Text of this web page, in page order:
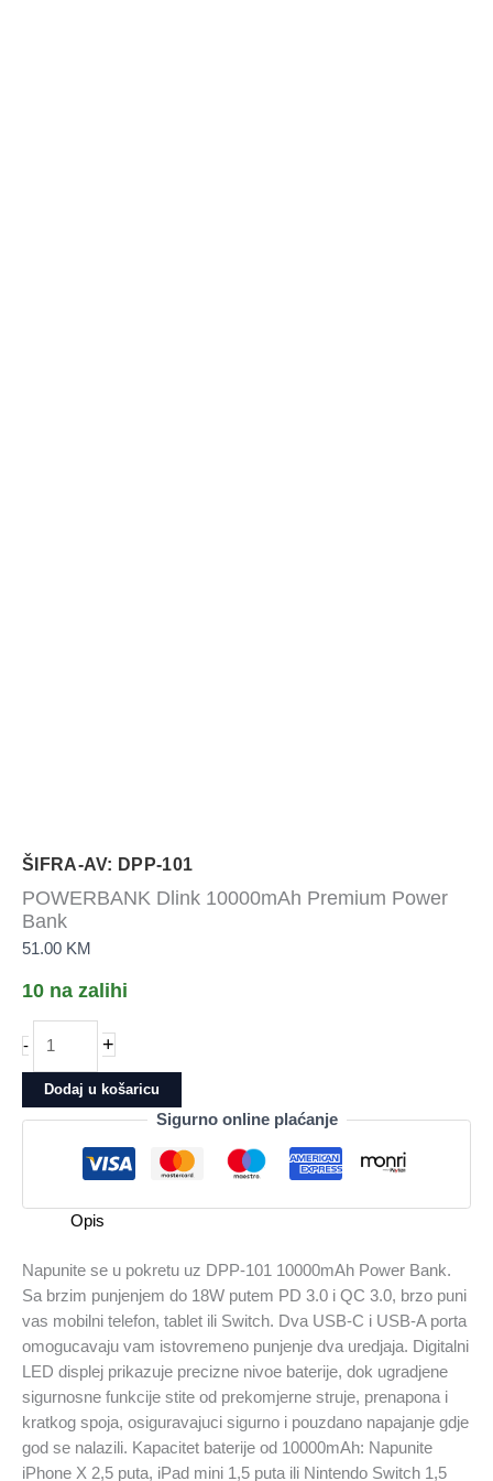
ŠIFRA-AV: DPP-101
POWERBANK Dlink 10000mAh Premium Power
Bank
51.00 KM
10 na zalihi
-
POWERBANK
Dlink
10000mAh
Premium
količina
+
Dodaj u košaricu
Sigurno online plaćanje
Opis
Napunite se u pokretu uz DPP-101 10000mAh Power Bank.
Sa brzim punjenjem do 18W putem PD 3.0 i QC 3.0, brzo puni
vas mobilni telefon, tablet ili Switch. Dva USB-C i USB-A porta
omogucavaju vam istovremeno punjenje dva uredjaja. Digitalni
LED displej prikazuje precizne nivoe baterije, dok ugradjene
sigurnosne funkcije stite od prekomjerne struje, prenapona i
kratkog spoja, osiguravajuci sigurno i pouzdano napajanje gdje
god se nalazili. Kapacitet baterije od 10000mAh: Napunite
iPhone X 2,5 puta, iPad mini 1,5 puta ili Nintendo Switch 1,5